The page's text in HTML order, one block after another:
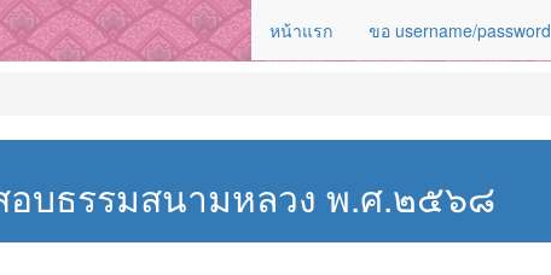
หน้าแรก ขอ username/password
อบธรรมสนามหลวง พ.ศ.๒๕๖๘